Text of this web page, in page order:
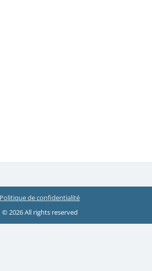
Politique de confidentialité
© 2026 All rights reserved